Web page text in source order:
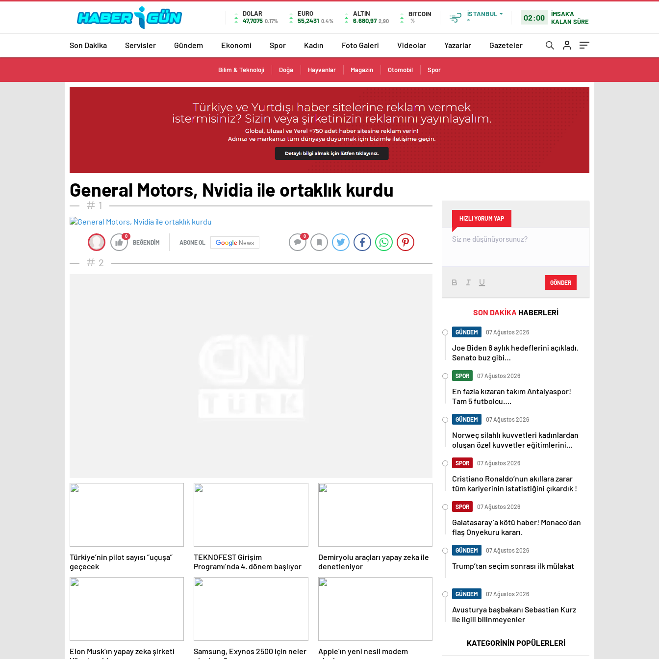
DOLAR
47,7075 0.17%
EURO
55,2431 0.4%
ALTIN
6.680,97 2,90
BITCOIN
%
İSTANBUL
°
02:00
İMSAK'A
KALAN SÜRE
Son Dakika Servisler Gündem Ekonomi Spor Kadın Foto Galeri Videolar Yazarlar Gazeteler
Bilim & Teknoloji Doğa Hayvanlar Magazin Otomobil Spor
General Motors, Nvidia ile ortaklık kurdu
1
0
BEĞENDİM ABONE OL News
0
2
Türkiye’nin pilot sayısı “uçuşa”
geçecek
TEKNOFEST Girişim
Programı’nda 4. dönem başlıyor
Demiryolu araçları yapay zeka ile
denetleniyor
Elon Musk’ın yapay zeka şirketi
Samsung, Exynos 2500 için neler
Apple’ın yeni nesil modem
HIZLI YORUM YAP
GÖNDER
SON DAKİKA HABERLERİ
GÜNDEM 07 Ağustos 2026
Joe Biden 6 aylık hedeflerini açıkladı.
Senato buz gibi…
SPOR 07 Ağustos 2026
En fazla kızaran takım Antalyaspor!
Tam 5 futbolcu….
GÜNDEM 07 Ağustos 2026
Norweç silahlı kuvvetleri kadınlardan
oluşan özel kuvvetler eğitimlerini
SPOR 07 Ağustos 2026
Cristiano Ronaldo’nun akıllara zarar
tüm kariyerinin istatistiğini çıkardık !
SPOR 07 Ağustos 2026
Galatasaray’a kötü haber! Monaco’dan
flaş Onyekuru kararı.
GÜNDEM 07 Ağustos 2026
Trump’tan seçim sonrası ilk mülakat
GÜNDEM 07 Ağustos 2026
Avusturya başbakanı Sebastian Kurz
ile ilgili bilinmeyenler
KATEGORİNİN POPÜLERLERİ